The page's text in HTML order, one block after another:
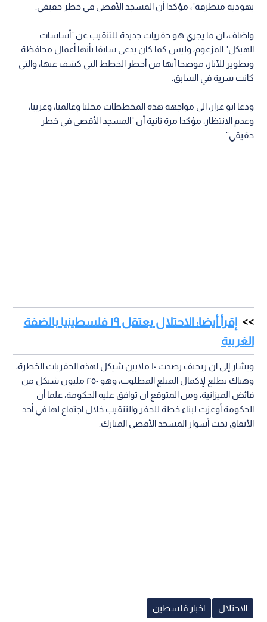
يهودية متطرفة"، مؤكدا أن المسجد الأقصى في خطر حقيقي.
واضاف، ان ما يجري هو حفريات جديدة للتنقيب عن "أساسات
الهيكل" المزعوم، وليس كما كان يدعى سابقا بأنها أعمال محافظة
وتطوير للآثار، موضحا أنها من أخطر الخطط التي كشف عنها، والتي
كانت سرية في السابق.
ودعا ابو عرار، الى مواجهة هذه المخططات محليا وعالميا، وعربيا،
وعدم الانتظار، مؤكدا مرة ثانية أن "المسجد الأقصى في خطر
حقيقي".
إقرأ أيضا: الاحتلال يعتقل ١٩ فلسطينيا بالضفة
الغربية
ويشار إلى ان ريجيف رصدت ١٠ ملايين شيكل لهذه الحفريات الخطرة،
وهناك تطلع لإكمال المبلغ المطلوب، وهو ٢٥٠ مليون شيكل من
فائض الميزانية، ومن المتوقع ان توافق عليه الحكومة، علما أن
الحكومة أوعزت لبناء خطة للحفر والتنقيب خلال اجتماع لها في أحد
الأنفاق تحت أسوار المسجد الأقصى المبارك.
الاحتلال اخبار فلسطين